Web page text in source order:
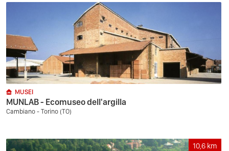
MUSEI
MUNLAB - Ecomuseo dell'argilla
Cambiano - Torino (TO)
10,6 km